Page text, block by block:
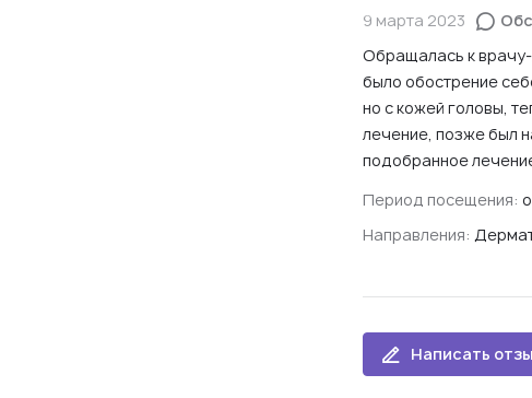
9 марта 2023
Обращалась к
было обострение
но с кожей головы,
лечение, позже был
подобранное
Период посещения:
Направления:
Написать